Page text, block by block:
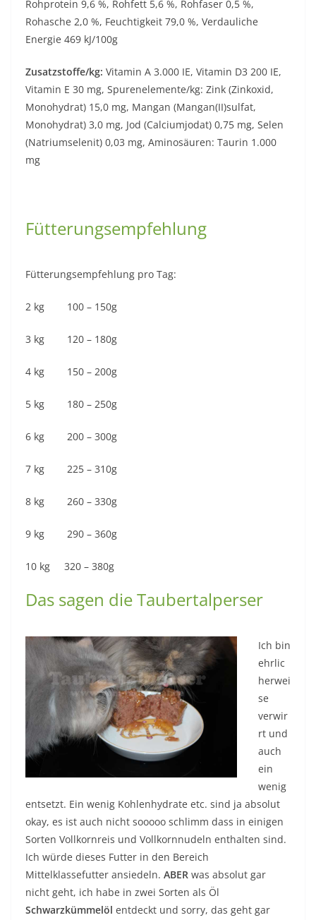
Rohprotein 9,6 %, Rohfett 5,6 %, Rohfaser 0,5 %,
Rohasche 2,0 %, Feuchtigkeit 79,0 %, Verdauliche
Energie 469 kJ/100g
Zusatzstoffe/kg: Vitamin A 3.000 IE, Vitamin D3 200 IE,
Vitamin E 30 mg, Spurenelemente/kg: Zink (Zinkoxid,
Monohydrat) 15,0 mg, Mangan (Mangan(II)sulfat,
Monohydrat) 3,0 mg, Jod (Calciumjodat) 0,75 mg, Selen
(Natriumselenit) 0,03 mg, Aminosäuren: Taurin 1.000
mg
Fütterungsempfehlung
Fütterungsempfehlung pro Tag:
2 kg 100 – 150g
3 kg 120 – 180g
4 kg 150 – 200g
5 kg 180 – 250g
6 kg 200 – 300g
7 kg 225 – 310g
8 kg 260 – 330g
9 kg 290 – 360g
10 kg 320 – 380g
Das sagen die Taubertalperser
Ich bin
ehrlic
herwei
se
verwir
rt und
auch
ein
wenig
entsetzt. Ein wenig Kohlenhydrate etc. sind ja absolut
okay, es ist auch nicht sooooo schlimm dass in einigen
Sorten Vollkornreis und Vollkornnudeln enthalten sind.
Ich würde dieses Futter in den Bereich
Mittelklassefutter ansiedeln. ABER was absolut gar
nicht geht, ich habe in zwei Sorten als Öl
Schwarzkümmelöl entdeckt und sorry, das geht gar